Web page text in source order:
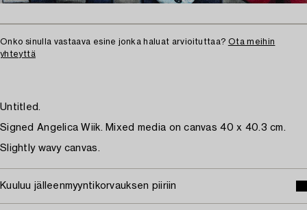
Onko sinulla vastaava esine jonka haluat arvioituttaa? Ota meihin
yhteyttä
Untitled.
Signed Angelica Wiik. Mixed media on canvas 40 x 40.3 cm.
Slightly wavy canvas.
Kuuluu jälleenmyyntikorvauksen piiriin